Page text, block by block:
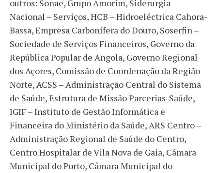
outros: Sonae, Grupo Amorim, Siderurgia
Nacional – Serviços, HCB – Hidroeléctrica Cahora-
Bassa, Empresa Carbonífera do Douro, Soserfin –
Sociedade de Serviços Financeiros, Governo da
República Popular de Angola, Governo Regional
dos Açores, Comissão de Coordenação da Região
Norte, ACSS – Administração Central do Sistema
de Saúde, Estrutura de Missão Parcerias-Saúde,
IGIF – Instituto de Gestão Informática e
Financeira do Ministério da Saúde, ARS Centro –
Administração Regional de Saúde do Centro,
Centro Hospitalar de Vila Nova de Gaia, Câmara
Municipal do Porto, Câmara Municipal do